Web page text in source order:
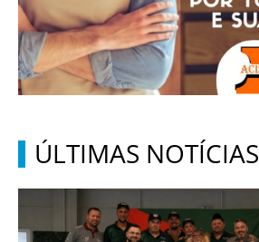
ÚLTIMAS NOTÍCIAS